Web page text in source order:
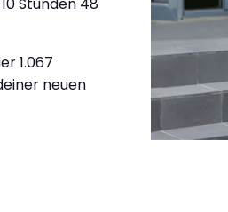
Stunden 48
1.067
neuen